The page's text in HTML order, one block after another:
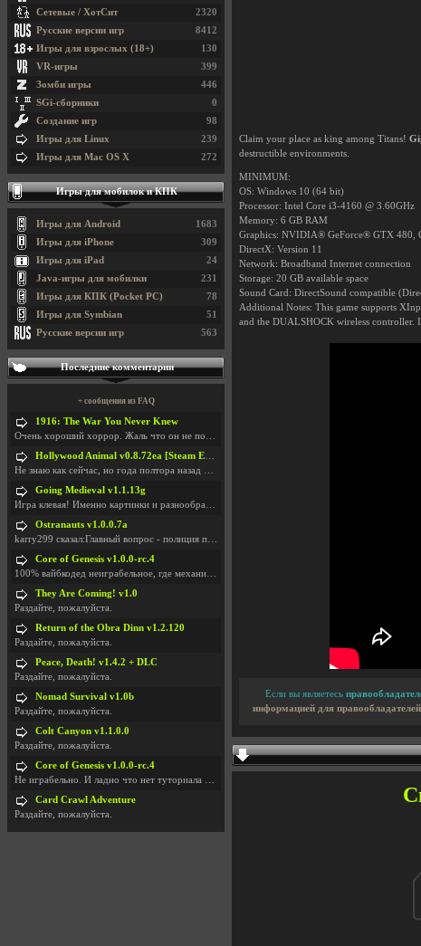
Claim your place as king among Titans!
destructible environments.
MINIMUM:
OS: Windows 10 (64 bit)
Processor: Intel Core i3-4160 @ 3.60GHz
Memory: 6 GB RAM
Graphics: NVIDIA® GeForce® GTX 480,
DirectX: Version 11
Network: Broadband Internet connection
Storage: 20 GB available space
Sound Card: DirectSound compatible
Additional Notes: This game supports
and the DUALSHOCK wireless controller.
Если вы являетесь
информацией для правообладателей
2320
Сетевые / ХотСит
8412
Русские версии игр
130
Игры для взрослых (18+)
399
VR-игры
446
Зомби игры
0
SGi-сборники
98
Создание игр
239
Игры для Linux
272
Игры для Mac OS X
Игры для мобилок и КПК
1683
Игры для Android
309
Игры для iPhone
24
Игры для iPad
231
Java-игры для мобилки
78
Игры для КПК (Pocket PC)
51
Игры для Symbian
563
Русские версии игр
Последние комментарии
+ сообщения из FAQ
1916: The War You Never Knew
Очень хороший хоррор. Жаль что он не получил должн
Hollywood Animal v0.8.72ea [Steam Early Access]
Не знаю как сейчас, но года полтора назад игра был
Going Medieval v1.1.13g
Игра клевая! Именно картинки и разнообразия в стро
Ostranauts v1.0.0.7a
karry299 сказал:Главный вопрос - полиция по-прежне
Core of Genesis v1.0.0-rc.4
100% вайбкодед неиграбельное, где механики знает т
They Are Coming! v1.0
Раздайте, пожалуйста.
Return of the Obra Dinn v1.2.120
Раздайте, пожалуйста.
Peace, Death! v1.4.2 + DLC
Раздайте, пожалуйста.
Nomad Survival v1.0b
Раздайте, пожалуйста.
Colt Canyon v1.1.0.0
Раздайте, пожалуйста.
Core of Genesis v1.0.0-rc.4
Не играбельно. И ладно что нет туториала и ничего
Card Crawl Adventure
Раздайте, пожалуйста.